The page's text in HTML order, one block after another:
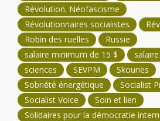
Révolution. Néofascisme
Révolutionnaires socialistes
Robin des ruelles
Russie
salaire minimum de 15 $
sciences
SEVPM
Skouries
Sobriété énergétique
Socialist
Socialist Voice
Soin et lien
Solidaires pour la démocratie